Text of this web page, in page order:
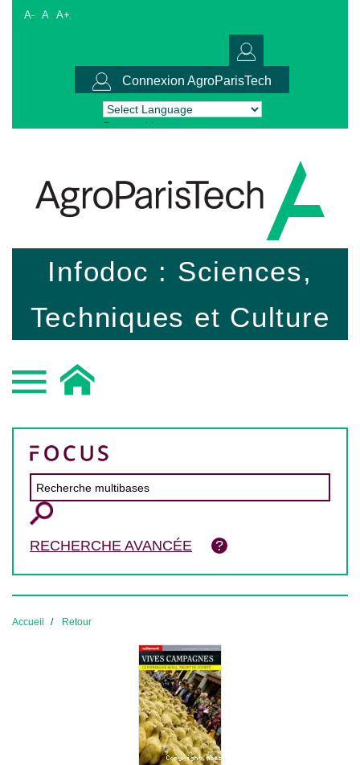
A- A A+
Connexion AgroParisTech
Powered by Translate
Infodoc : Sciences,
Techniques et Culture
RECHERCHE AVANCÉE
Accueil Retour